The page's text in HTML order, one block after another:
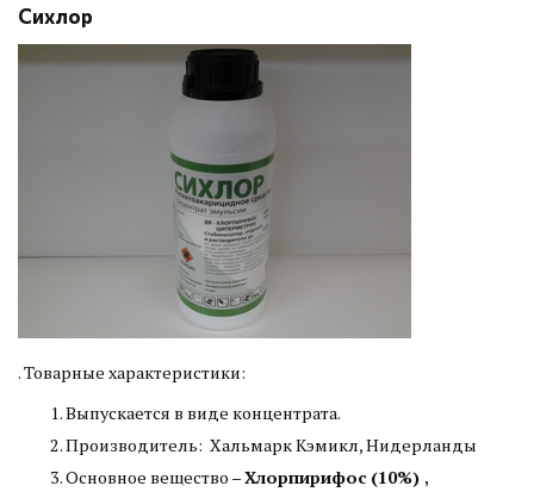
Сихлор
. Товарные характеристики:
Выпускается в виде концентрата.
Производитель: Хальмарк Кэмикл, Нидерланды
Основное вещество –Хлорпирифос (10%) ,